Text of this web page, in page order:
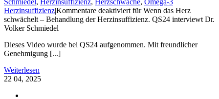
Herzinsuffizienz|Kommentare deaktiviert für Wenn das Herz
schwächelt – Behandlung der Herzinsuffizienz. QS24 interviewt Dr.
Volker Schmiedel
Dieses Video wurde bei QS24 aufgenommen. Mit freundlicher
Genehmigung [...]
Weiterlesen
22 04, 2025